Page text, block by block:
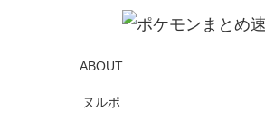
ABOUT
ヌルポ